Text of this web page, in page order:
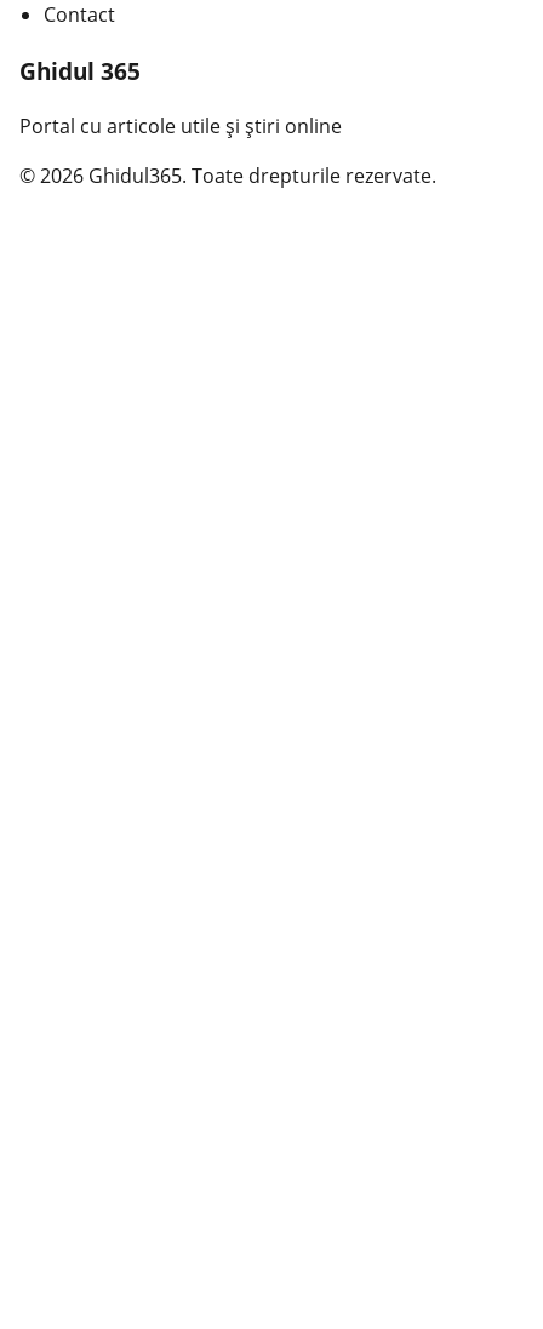
Contact
Ghidul 365
Portal cu articole utile și știri online
© 2026 Ghidul365. Toate drepturile rezervate.